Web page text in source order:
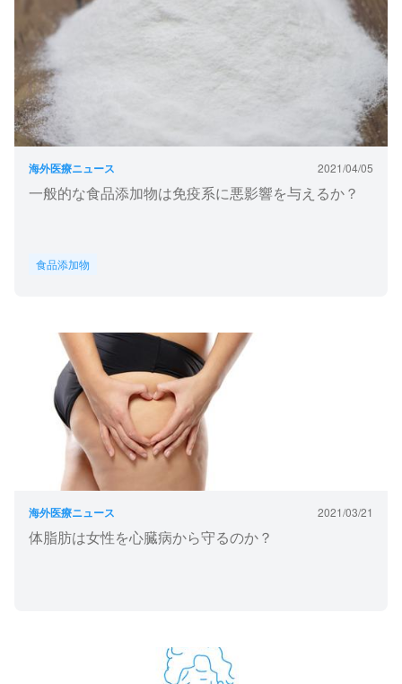
海外医療ニュース 2021/04/05
一般的な食品添加物は免疫系に悪影響を与えるか？
食品添加物
海外医療ニュース 2021/03/21
体脂肪は女性を心臓病から守るのか？